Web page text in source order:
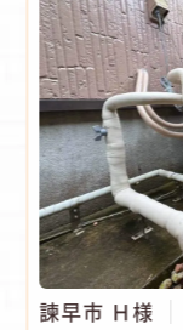
諫早市 Ｈ様